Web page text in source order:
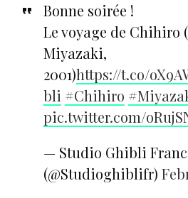
Bonne soirée !
Le voyage de Chihiro
Miyazaki,
2001)https://t.co/
bli #Chihiro
pic.twitter.com/
— Studio Ghibli
(@Studioghiblifr)